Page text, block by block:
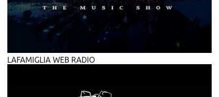
LAFAMIGLIA WEB RADIO